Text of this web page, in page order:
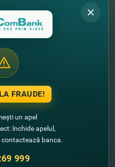
istoric bun la volan;
termen de 15 zile;
condiţii a oricărei solicitări de
este membră a
Moldova
FRAUDE!
un apel
închide apelul,
contactează banca.
999